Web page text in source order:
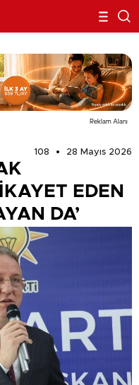
Reklam Alanı
108
28 Mayıs 2026
EDEN
DA’